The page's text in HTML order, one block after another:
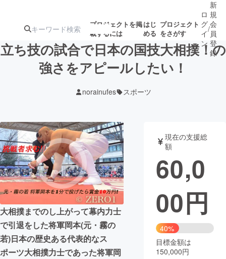
プロジェクトを掲
載するには
はじ
める
プロジェクト
をさがす
ジェクト
ロジェクト
アート・写真 音楽
テクノロジー・ガジェット ゲーム・
映像・映画 書籍・雑誌
ビジネス・起業 チャレンジ
まちづくり・地域活性化
ロ
グ
イ
ン
/
新
規
会
員
登
録
立ち技の試合で日本の国技大相撲！の
強さをアピールしたい！
norainufes スポーツ
大相撲までのし上がって幕内力士
で引退をした将軍岡本(元・霧の
若)日本の歴史ある代表的なス
ポーツ大相撲力士であった将軍岡
現在の支援総
額
60,0
00円
40%
目標金額は
150,000円